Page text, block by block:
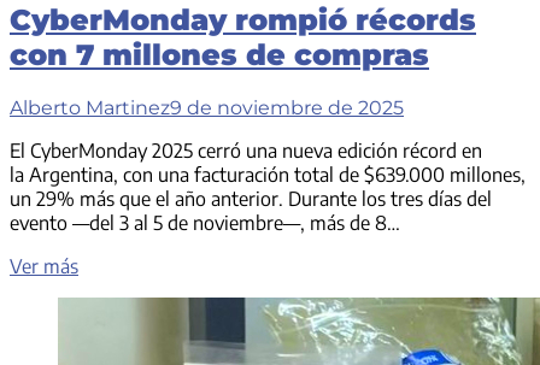
CyberMonday rompió récords
con 7 millones de compras
Alberto Martinez9 de noviembre de 2025
El CyberMonday 2025 cerró una nueva edición récord en
la Argentina, con una facturación total de $639.000 millones,
un 29% más que el año anterior. Durante los tres días del
evento —del 3 al 5 de noviembre—, más de 8…
Ver másCyberMonday